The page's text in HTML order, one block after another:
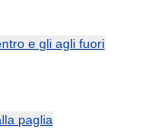
e gli agli fuori
paglia